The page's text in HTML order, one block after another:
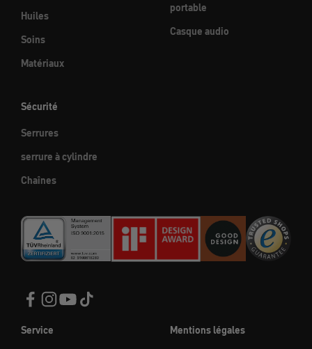
Huiles
Soins
Matériaux
portable
Casque audio
Sécurité
Serrures
serrure à cylindre
Chaînes
Service
Mentions légales